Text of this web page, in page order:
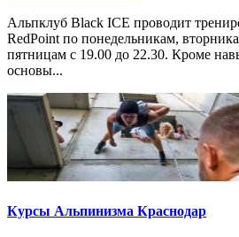
Альпклуб Black ICE проводит
RedPoint по понедельникам,
пятницам с 19.00 до 22.30. Кроме
основы...
Курсы Альпинизма Краснодар